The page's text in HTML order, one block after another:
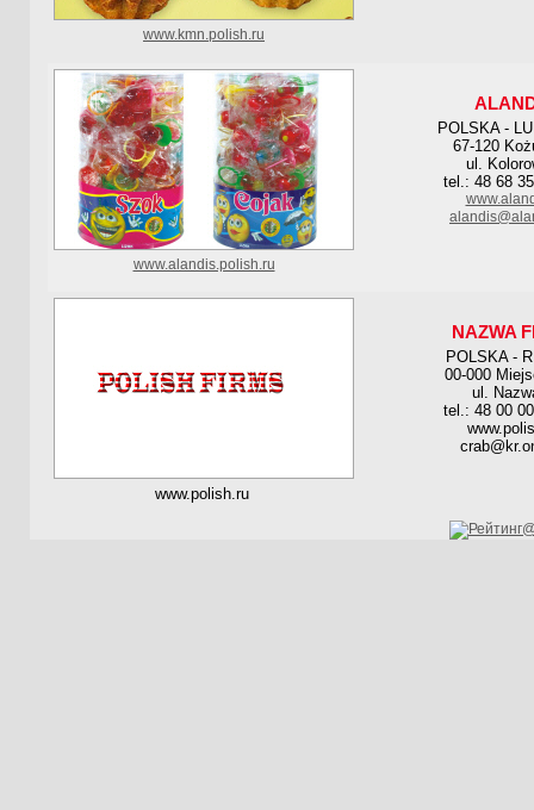
www.kmn.polish.ru
POLSKA -
67-120
ul.
tel.: 48 68
www.alandis.polish.ru
NAZWA
POLSKA -
00-000
ul.
tel.: 48 00
www.polish.ru